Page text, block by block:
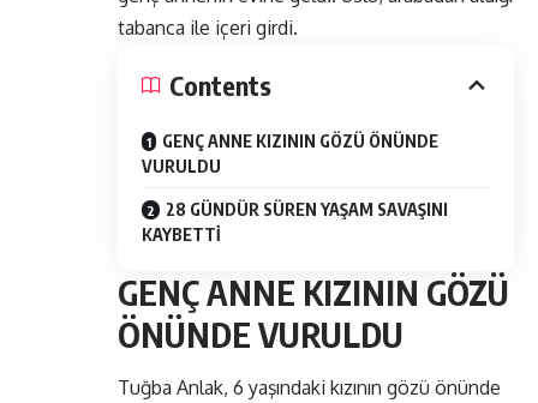
tabanca ile içeri girdi.
Contents
GENÇ ANNE KIZININ GÖZÜ ÖNÜNDE
VURULDU
28 GÜNDÜR SÜREN YAŞAM SAVAŞINI
KAYBETTİ
GENÇ ANNE KIZININ GÖZÜ
ÖNÜNDE VURULDU
Tuğba Anlak, 6 yaşındaki kızının gözü önünde